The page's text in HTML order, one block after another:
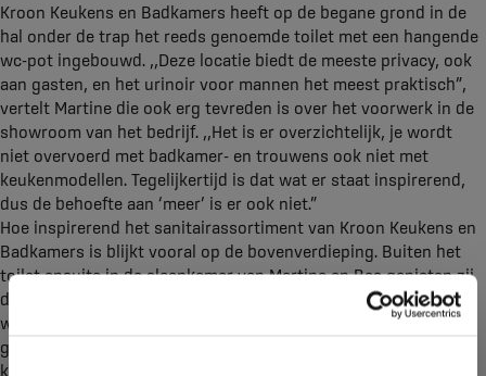
Kroon Keukens en Badkamers heeft op de begane grond in de
hal onder de trap het reeds genoemde toilet met een hangende
wc-pot ingebouwd. ,,Deze locatie biedt de meeste privacy, ook
aan gasten, en het urinoir voor mannen het meest praktisch”,
vertelt Martine die ook erg tevreden is over het voorwerk in de
showroom van het bedrijf. ,,Het is er overzichtelijk, je wordt
niet overvoerd met badkamer- en trouwens ook niet met
keukenmodellen. Tegelijkertijd is dat wat er staat inspirerend,
dus de behoefte aan ‘meer’ is er ook niet.”
Hoe inspirerend het sanitairassortiment van Kroon Keukens en
Badkamers is blijkt vooral op de bovenverdieping. Buiten het
toilet ensuite in de slaapkamer van Martine en Bas genieten zij
dagelijks van een badkamer met inloopdouche en bad. ,,We
wilden heel graag een bad maar de ruimte was niet zo heel
groot hiervoor”, aldus Martine. ,,We zaten vooral met het
knieschot dat problemen gaf. Onder meer door de